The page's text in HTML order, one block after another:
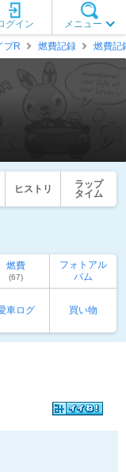
メニュー
グイン
プR 燃費記録 燃費記
ヒストリ
ラップ
タイム
燃費
(67)
フォトアル
バム
車ログ 買い物